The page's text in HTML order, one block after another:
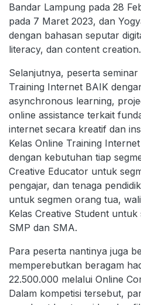
Bandar Lampung pada 28
pada 7 Maret 2023, dan
dengan bahasan seputar
literacy, dan content creation.
Selanjutnya, peserta
Training Internet BAIK
asynchronous learning,
online assistance terkait
internet secara kreatif dan
Kelas Online Training
dengan kebutuhan tiap
Creative Educator untuk
pengajar, dan tenaga
untuk segmen orang tua,
Kelas Creative Student
SMP dan SMA.
Para peserta nantinya juga
memperebutkan beragam
22.500.000 melalui Online
Dalam kompetisi tersebut,